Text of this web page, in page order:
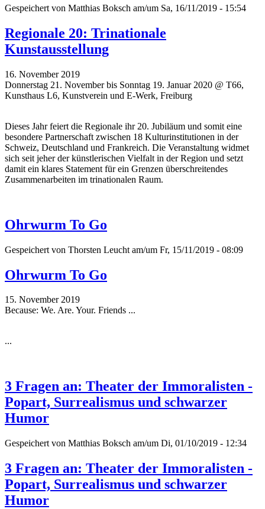
Gespeichert von Matthias Boksch am/um Sa, 16/11/2019 - 15:54
Regionale 20: Trinationale
Kunstausstellung
16. November 2019
Donnerstag 21. November bis Sonntag 19. Januar 2020 @ T66,
Kunsthaus L6, Kunstverein und E-Werk, Freiburg
Dieses Jahr feiert die Regionale ihr 20. Jubiläum und somit eine
besondere Partnerschaft zwischen 18 Kulturinstitutionen in der
Schweiz, Deutschland und Frankreich. Die Veranstaltung widmet
sich seit jeher der künstlerischen Vielfalt in der Region und setzt
damit ein klares Statement für ein Grenzen überschreitendes
Zusammenarbeiten im trinationalen Raum.
Ohrwurm To Go
Gespeichert von Thorsten Leucht am/um Fr, 15/11/2019 - 08:09
Ohrwurm To Go
15. November 2019
Because: We. Are. Your. Friends ...
...
3 Fragen an: Theater der Immoralisten -
Popart, Surrealismus und schwarzer
Humor
Gespeichert von Matthias Boksch am/um Di, 01/10/2019 - 12:34
3 Fragen an: Theater der Immoralisten -
Popart, Surrealismus und schwarzer
Humor